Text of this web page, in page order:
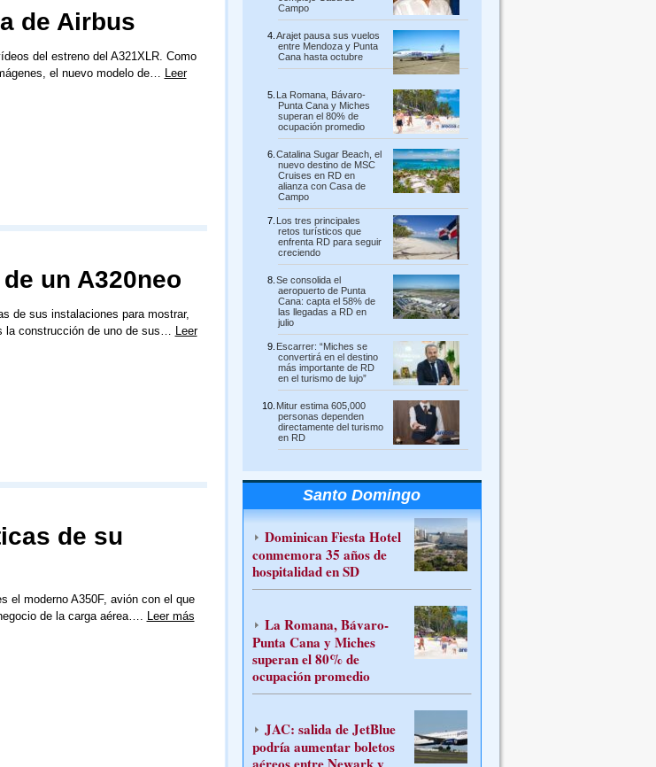
de Airbus
del estreno del A321XLR. Como
el nuevo modelo de…
Leer
un A320neo
de sus instalaciones para mostrar,
la construcción de uno de sus…
Leer
de su
el moderno A350F, avión con el que
de la carga aérea…. Leer más
Campo
Arajet pausa sus vuelos
entre Mendoza y Punta
Cana hasta octubre
La Romana, Bávaro-
Punta Cana y Miches
superan el 80% de
ocupación promedio
Catalina Sugar Beach, el
nuevo destino de MSC
Cruises en RD en
alianza con Casa de
Campo
Los tres principales
retos turísticos que
enfrenta RD para seguir
creciendo
Se consolida el
aeropuerto de Punta
Cana: capta el 58% de
las llegadas a RD en
julio
Escarrer: “Miches se
convertirá en el destino
más importante de RD
en el turismo de lujo”
Mitur estima 605,000
personas dependen
directamente del turismo
en RD
Santo Domingo
Dominican Fiesta Hotel
conmemora 35 años de
hospitalidad en SD
La Romana, Bávaro-
Punta Cana y Miches
superan el 80% de
ocupación promedio
JAC: salida de JetBlue
podría aumentar boletos